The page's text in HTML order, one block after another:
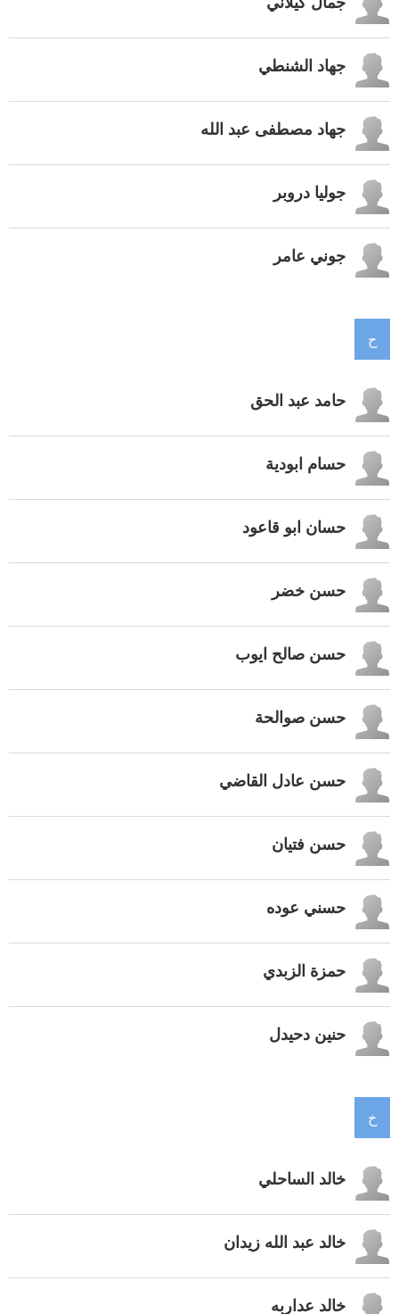
جهاد الشنطي
جهاد مصطفى عبد الله
جوليا دروبر
جوني عامر
ح
حامد عبد الحق
حسام ابودية
حسان ابو قاعود
حسن خضر
حسن صالح ايوب
حسن صوالحة
حسن عادل القاضي
حسن فتيان
حسني عوده
حمزة الزبدي
حنين دحيدل
خ
خالد الساحلي
خالد عبد الله زيدان
خالد عداربه